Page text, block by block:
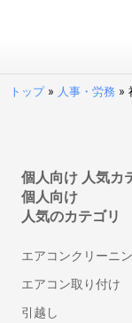
法人カード
経営管理シス
不動産向け電子
補助金申請サポ
人事・労務
トップ» 人事・労務 »
個人向け 人気カ
個人向け
人気のカテゴリ
エアコンクリーニ
エアコン取り付け
引越し